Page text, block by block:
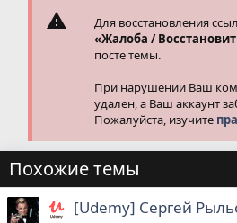
Для восстановления
«Жалоба /
посте темы.
При нарушении Ваш
удален, а Ваш аккаунт
Пожалуйста, изучите
Похожие темы
[Udemy] Сергей